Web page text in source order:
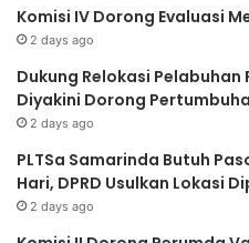
Komisi IV Dorong Evaluasi
2 days ago
Dukung Relokasi
Diyakini Dorong
2 days ago
PLTSa Samarinda Butuh
Hari, DPRD Usulkan Lokasi
2 days ago